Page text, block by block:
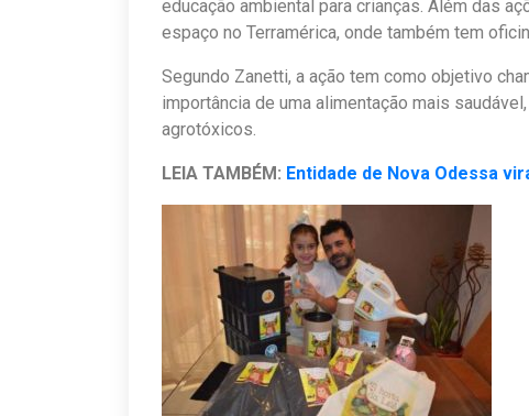
educação ambiental para crianças. Além das
espaço no Terramérica, onde também tem
Segundo Zanetti, a ação tem como objetivo
importância de uma alimentação mais
agrotóxicos.
LEIA TAMBÉM: Entidade de Nova Odessa